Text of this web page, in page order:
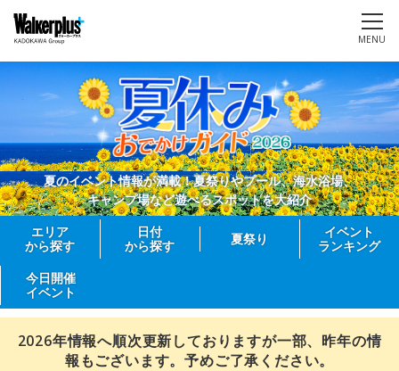
MENU
夏のイベント情報が満載！夏祭りやプール、海水浴場、
キャンプ場など遊べるスポットを大紹介
エリア
から探す
日付
から探す
夏祭り
イベント
ランキング
今日開催
イベント
2026年情報へ順次更新しておりますが一部、昨年の情
報もございます。予めご了承ください。